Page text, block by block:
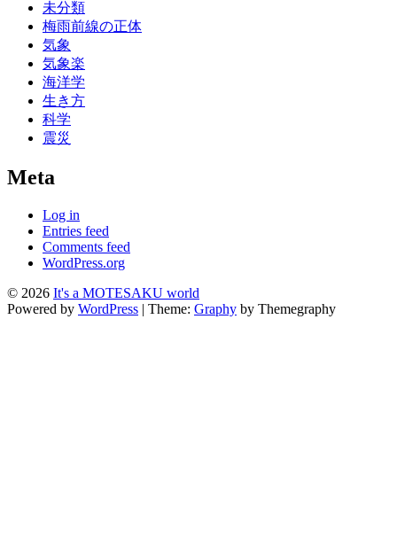
未分類
梅雨前線の正体
気象
気象楽
海洋学
生き方
科学
震災
Meta
Log in
Entries feed
Comments feed
WordPress.org
© 2026 It's a MOTESAKU world
Powered by WordPress | Theme: Graphy by Themegraphy